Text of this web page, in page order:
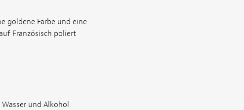
goldene Farbe und eine
Französisch poliert
und Alkohol